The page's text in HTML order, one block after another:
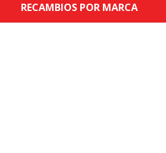
RECAMBIOS POR MARCA